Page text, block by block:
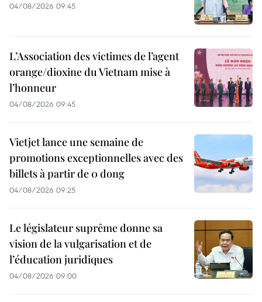
04/08/2026 09:45
L’Association des victimes de l’agent
orange/dioxine du Vietnam mise à
l’honneur
04/08/2026 09:45
Vietjet lance une semaine de
promotions exceptionnelles avec des
billets à partir de 0 dong
04/08/2026 09:25
Le législateur suprême donne sa
vision de la vulgarisation et de
l’éducation juridiques
04/08/2026 09:00